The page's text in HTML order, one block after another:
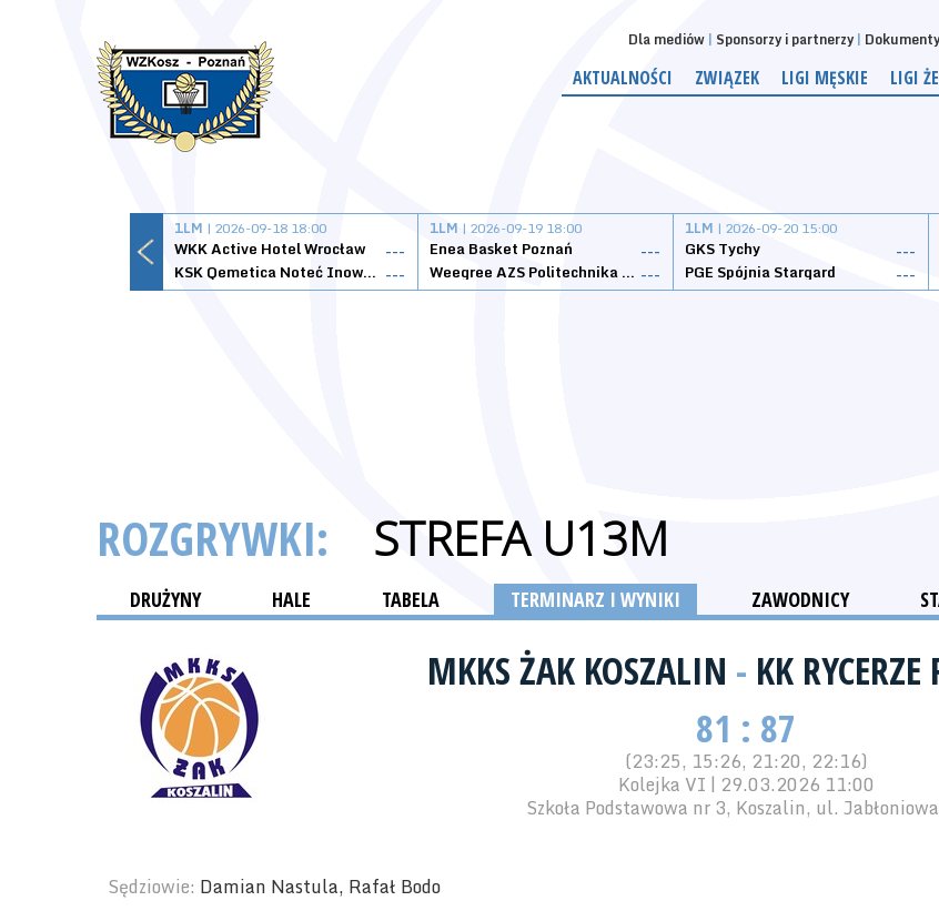
Dla mediów Sponsorzy i partnerzy Dokumenty
AKTUALNOŚCI ZWIĄZEK LIGI MĘSKIE LIGI
1LM | 2026-09-18 18:00
WKK Active Hotel Wrocław
---
KSK Qemetica Noteć Inowrocław ---
1LM | 2026-09-19 18:00
Enea Basket Poznań
---
Weegree AZS Politechnika Opolska ---
1LM | 2026-09-20 15:00
GKS Tychy
---
PGE Spójnia Stargard
---
ROZGRYWKI: STREFA U13M
DRUŻYNY HALE TABELA TERMINARZ I WYNIKI ZAWODNICY
MKKS ŻAK KOSZALIN - KK
81 : 87
(23:25, 15:26, 21:20, 22:16)
Kolejka VI | 29.03.2026 11:00
Szkoła Podstawowa nr 3, Koszalin, ul.
Sędziowie: Damian Nastula, Rafał Bodo